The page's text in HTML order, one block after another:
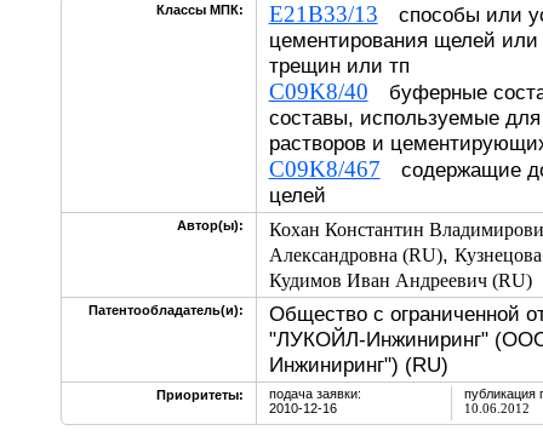
Классы МПК: E21B33/13 способы или
цементирования щелей
трещин или тп
C09K8/40 буферные
составы, используемые
растворов и
C09K8/467 содержащие
целей
Автор(ы):
Кохан Константин
Александровна (RU),
Кудимов Иван Андреевич (RU)
Патентообладатель(и):
Общество с ограниченной
"ЛУКОЙЛ-Инжиниринг"
Инжиниринг") (RU)
Приоритеты:
подача заявки:
2010-12-16
публикация
10.06.2012